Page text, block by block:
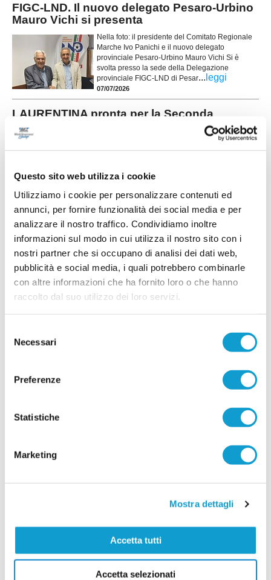
Questo sito web utilizza i cookie
Utilizziamo i cookie per personalizzare contenuti ed
annunci, per fornire funzionalità dei social media e per
analizzare il nostro traffico. Condividiamo inoltre
informazioni sul modo in cui utilizza il nostro sito con i
nostri partner che si occupano di analisi dei dati web,
pubblicità e social media, i quali potrebbero combinarle
con altre informazioni che ha fornito loro o che hanno
raccolto dal suo utilizzo dei loro servizi.
delNecessari
Preferenze
Statistiche
Marketing
Mostra dettagli
Accetta tutti
Accetta selezionati
FIGC-LND. Il nuovo delegato Pesaro-Urbino
Mauro Vichi si presenta
Nella foto: il presidente del Comitato Regionale
Marche Ivo Panichi e il nuovo delegato
provinciale Pesaro-Urbino Mauro Vichi Si è
svolta presso la sede della Delegazione
provinciale FIGC-LND di Pesar... leggi
07/07/2026
LAURENTINA pronta per la Seconda
Categoria: conferme e arrivi
Nella foto: il DG Marconi e il DS Rama La Laurentina riparte dalle solide
basi della squadra che ha conquistato il double nella passata stagione
07/07/2026
GABICCE GRADARA. Gabrielli: "Voglio
rimettermi in gioco qui"
Simone Gabrielli, difensore classe
2004, ha militato per due stagioni da under nel
Gabicce Gradara (2022-2023 e 2023-2024)
proveniente dal Rimini United (Seconda
categoria). Perché questo ritorno?“Il campionato
marchigiano di Promozione mi ha...leggi
URBANIA. Torna anche Luca Fraternali
ufficializza il secondo colpo per il reparto
centrocampo: Luca Paradisi
Luca Paradisi, giocatore che porta in dote un
curriculum impreziosito da risultati straordinari.
culmina...leggi